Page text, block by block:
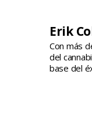
Erik
Con más
del
base del